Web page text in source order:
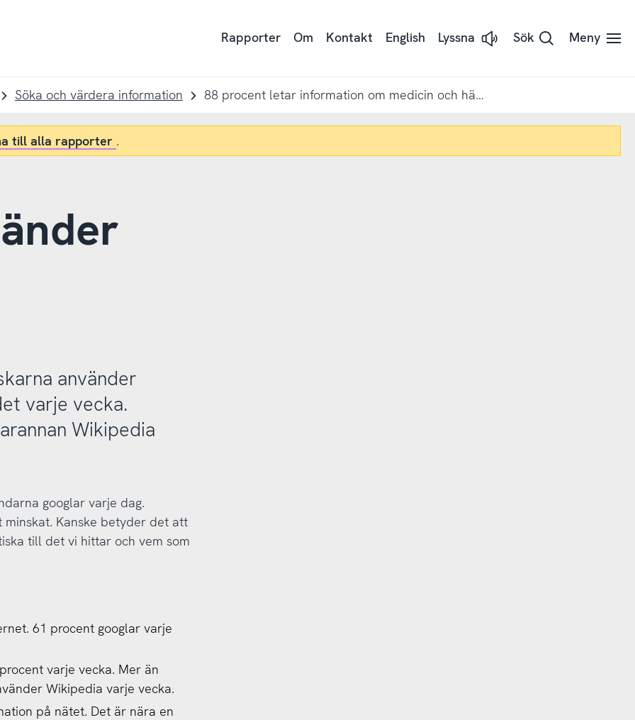
Rapporter Om Kontakt English Lyssna
Lyssna
med
Sök Meny
Söka och värdera information 88 procent letar information om medicin och hälsa på nätet
till alla rapporter .
använder
varje vecka.
Wikipedia
googlar varje dag.
Kanske betyder det att
till det vi hittar och vem som
61 procent googlar varje
varje vecka. Mer än
Wikipedia varje vecka.
på nätet. Det är nära en